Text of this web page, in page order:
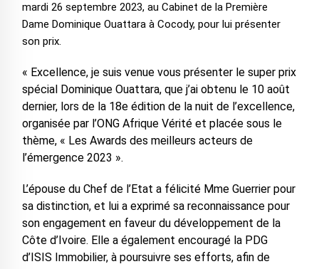
mardi 26 septembre 2023, au Cabinet de la Première
Dame Dominique Ouattara à Cocody, pour lui présenter
son prix.
« Excellence, je suis venue vous présenter le super prix
spécial Dominique Ouattara, que j’ai obtenu le 10 août
dernier, lors de la 18e édition de la nuit de l’excellence,
organisée par l’ONG Afrique Vérité et placée sous le
thème, « Les Awards des meilleurs acteurs de
l’émergence 2023 ».
L’épouse du Chef de l’Etat a félicité Mme Guerrier pour
sa distinction, et lui a exprimé sa reconnaissance pour
son engagement en faveur du développement de la
Côte d’Ivoire. Elle a également encouragé la PDG
d’ISIS Immobilier, à poursuivre ses efforts, afin de